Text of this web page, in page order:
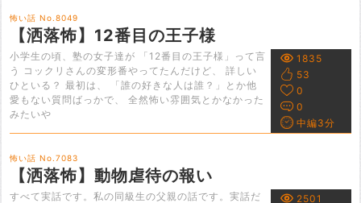
怖い話 No.8049
【洒落怖】12番目の王子様
小学生の頃、塾の女子達が 「12番目の王子様」って言
う コックリさんの変形番やってたんだけど、 詳しい
ひといる？ 最初は、 「誰の好きな人は誰？」とか他
愛もない質問ばっかで、 全然怖い雰囲気とかなかった
みたいや
1835
53
0
0
中編3分
怖い話 No.7083
【洒落怖】動物虐待の報い
すべて実話です。私の同級生の父親の話です。実話だ
2501